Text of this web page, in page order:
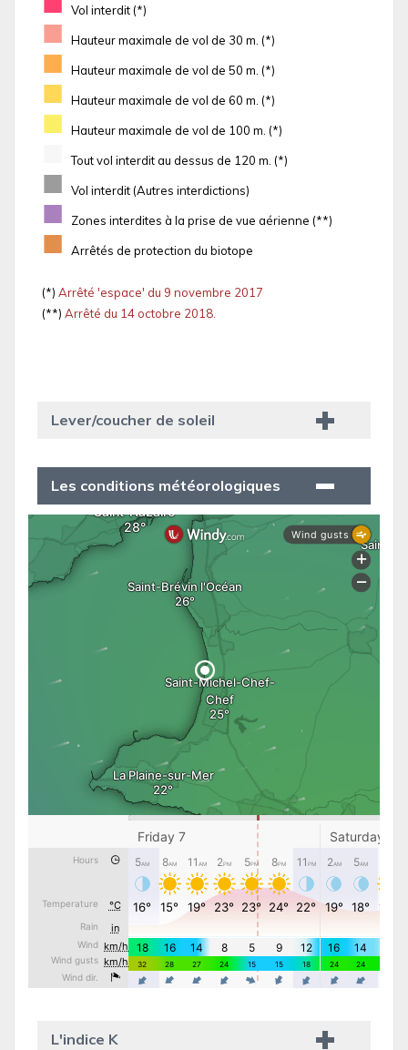
Vol interdit (*)
■ Hauteur maximale de vol de 30 m. (*)
■ Hauteur maximale de vol de 50 m. (*)
■ Hauteur maximale de vol de 60 m. (*)
■ Hauteur maximale de vol de 100 m. (*)
Tout vol interdit au dessus de 120 m. (*)
■ Vol interdit (Autres interdictions)
■ Zones interdites à la prise de vue aérienne (**)
■ Arrêtés de protection du biotope
(*) Arrêté 'espace' du 9 novembre 2017
(**) Arrêté du 14 octobre 2018.
Lever/coucher de soleil
Les conditions météorologiques
L'indice K